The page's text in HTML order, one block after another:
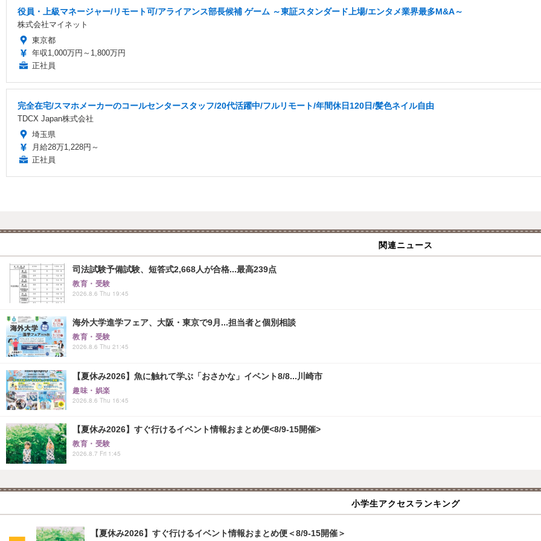
役員・上級マネージャー/リモート可/アライアンス部長候補 ゲーム ～東証スタンダード上場/エンタメ業界最多M&A～
株式会社マイネット
東京都
年収1,000万円～1,800万円
正社員
完全在宅/スマホメーカーのコールセンタースタッフ/20代活躍中/フルリモート/年間休日120日/髪色ネイル自由
TDCX Japan株式会社
埼玉県
月給28万1,228円～
正社員
関連ニュース
司法試験予備試験、短答式2,668人が合格...最高239点
教育・受験
2026.8.6 Thu 19:45
海外大学進学フェア、大阪・東京で9月...担当者と個別相談
教育・受験
2026.8.6 Thu 21:45
【夏休み2026】魚に触れて学ぶ「おさかな」イベント8/8...川崎市
趣味・娯楽
2026.8.6 Thu 16:45
【夏休み2026】すぐ行けるイベント情報おまとめ便<8/9-15開催>
教育・受験
2026.8.7 Fri 1:45
小学生アクセスランキング
【夏休み2026】すぐ行けるイベント情報おまとめ便＜8/9-15開催＞